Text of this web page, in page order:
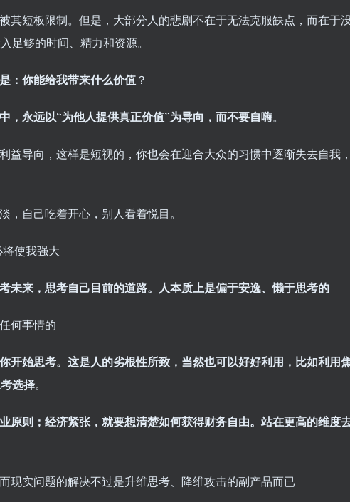
其短板限制。但是，大部分人的悲剧不在于无法克服缺点，而在于
足够的时间、精力和资源。
：你能给我带来什么价值？
，永远以“为他人提供真正价值”为导向，而不要自嗨。
益导向，这样是短视的，你也会在迎合大众的习惯中逐渐失去自我
，自己吃着开心，别人看着悦目。
使我强大
未来，思考自己目前的道路。人本质上是偏于安逸、懒于思考的
何事情的
开始思考。这是人的劣根性所致，当然也可以好好利用，比如利用
选择。
原则；经济紧张，就要想清楚如何获得财务自由。站在更高的维度
现实问题的解决不过是升维思考、降维攻击的副产品而已